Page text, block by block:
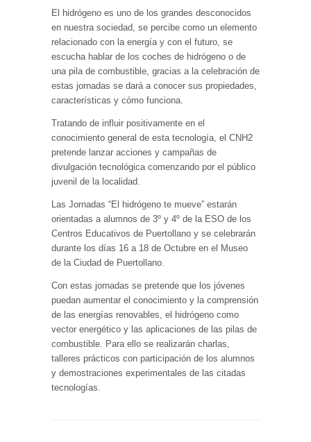
El hidrógeno es uno de los grandes desconocidos
en nuestra sociedad, se percibe como un elemento
relacionado con la energía y con el futuro, se
escucha hablar de los coches de hidrógeno o de
una pila de combustible, gracias a la celebración de
estas jornadas se dará a conocer sus propiedades,
características y cómo funciona.
Tratando de influir positivamente en el
conocimiento general de esta tecnología, el CNH2
pretende lanzar acciones y campañas de
divulgación tecnológica comenzando por el público
juvenil de la localidad.
Las Jornadas “El hidrógeno te mueve” estarán
orientadas a alumnos de 3º y 4º de la ESO de los
Centros Educativos de Puertollano y se celebrarán
durante los días 16 a 18 de Octubre en el Museo
de la Ciudad de Puertollano.
Con estas jornadas se pretende que los jóvenes
puedan aumentar el conocimiento y la comprensión
de las energías renovables, el hidrógeno como
vector energético y las aplicaciones de las pilas de
combustible. Para ello se realizarán charlas,
talleres prácticos con participación de los alumnos
y demostraciones experimentales de las citadas
tecnologías.